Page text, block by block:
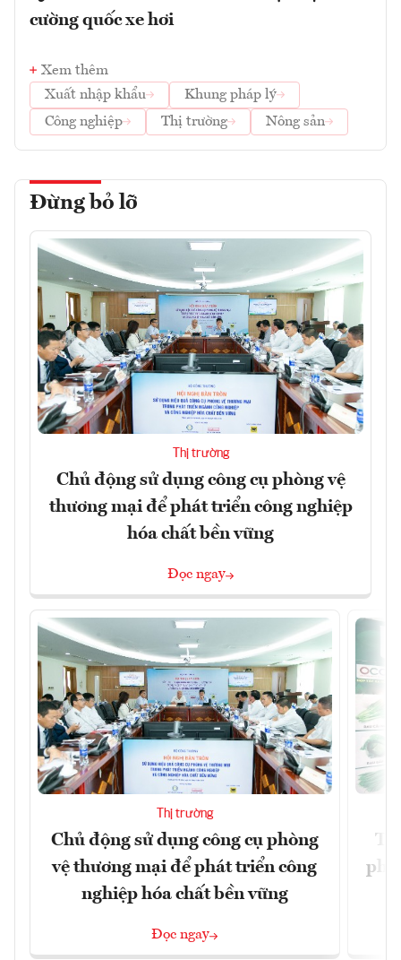
cường quốc xe hơi
Xem thêm
Xuất nhập khẩu
Khung pháp lý
Công nghiệp
Thị trường Nông sản
Đừng bỏ lỡ
Thị trường
Chủ động sử dụng công cụ phòng vệ
thương mại để phát triển công nghiệp
hóa chất bền vững
Đọc ngay
Thị trường
Chủ động sử dụng công cụ phòng
vệ thương mại để phát triển công
nghiệp hóa chất bền vững
Đọc ngay